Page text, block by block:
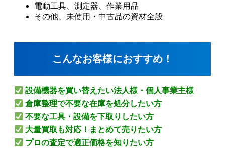
電動工具、測定器、作業用品
その他、未使用・中古品の資材全般
こんなお客様におすすめ！
設備機器を買い替えたい法人様・個人事業主様
倉庫整理で不要な在庫を処分したい方
不要な工具・設備を下取りしたい方
大量買取も対応！まとめて売りたい方
プロの査定で適正価格を知りたい方